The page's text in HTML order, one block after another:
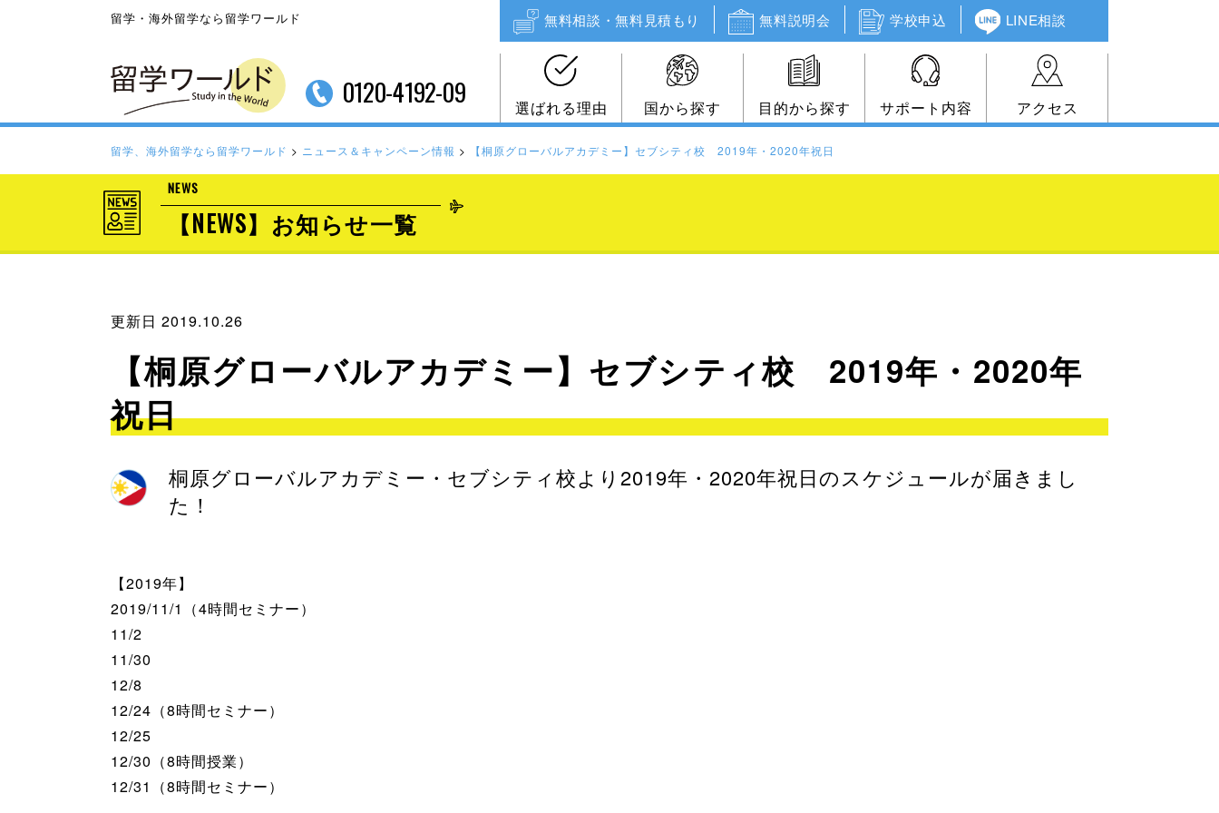
留学・海外留学なら留学ワールド 無料相談・無料見積もり 無料説明会 学校申込 LINE相談
0120-4192-09 選ばれる理由 国から探す 目的から探す サポート内容 アクセス
留学、海外留学なら留学ワールド > ニュース＆キャンペーン情報 > 【桐原グローバルアカデミー】セブシティ校 2019年・2020年祝日
NEWS
【NEWS】お知らせ一覧
更新日 2019.10.26
【桐原グローバルアカデミー】セブシティ校 2019年・2020年
祝日
桐原グローバルアカデミー・セブシティ校より2019年・2020年祝日のスケジュールが届きまし
た！
【2019年】
2019/11/1（4時間セミナー）
11/2
11/30
12/8
12/24（8時間セミナー）
12/25
12/30（8時間授業）
12/31（8時間セミナー）